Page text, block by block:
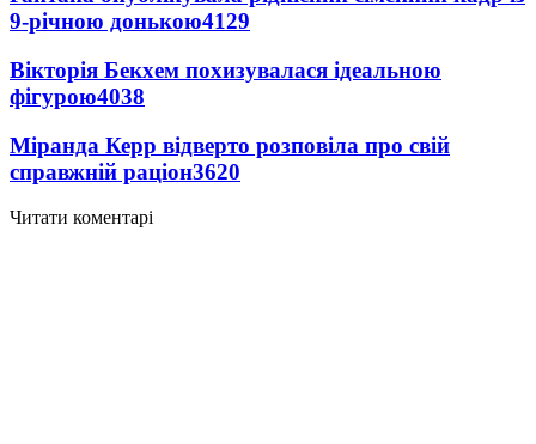
9-річною донькою4129
Вікторія Бекхем похизувалася ідеальною
фігурою4038
Міранда Керр відверто розповіла про свій
справжній раціон3620
Читати коментарі